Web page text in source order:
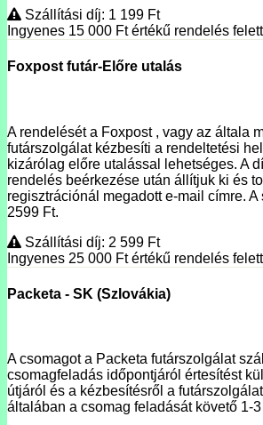
Szállítási díj: 1 199 Ft
Ingyenes 15 000 Ftértékű rendelés
Foxpost futár-Előre utalás
A rendelését a Foxpost , vagy az általa
futárszolgálat kézbesíti a rendeltetési
kizárólag előre utalással lehetséges. A
rendelés beérkezése után állítjuk ki és
regisztrációnál megadott e-mail címre.
2599 Ft.
Szállítási díj: 2 599 Ft
Ingyenes 25 000 Ftértékű rendelés
Packeta - SK (Szlovákia)
A csomagot a Packeta futárszolgálat
csomagfeladás időpontjáról értesítést
útjáról és a kézbesítésről a
általában a csomag feladását követő 1-